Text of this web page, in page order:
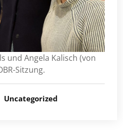
und Angela Kalisch (von
Sitzung.
Uncategorized